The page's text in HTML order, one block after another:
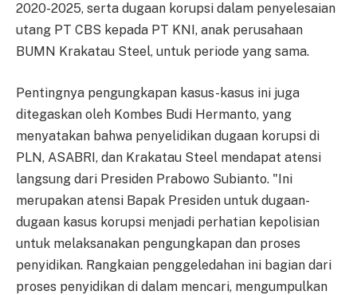
2020-2025, serta dugaan korupsi dalam penyelesaian
utang PT CBS kepada PT KNI, anak perusahaan
BUMN Krakatau Steel, untuk periode yang sama.
Pentingnya pengungkapan kasus-kasus ini juga
ditegaskan oleh Kombes Budi Hermanto, yang
menyatakan bahwa penyelidikan dugaan korupsi di
PLN, ASABRI, dan Krakatau Steel mendapat atensi
langsung dari Presiden Prabowo Subianto. "Ini
merupakan atensi Bapak Presiden untuk dugaan-
dugaan kasus korupsi menjadi perhatian kepolisian
untuk melaksanakan pengungkapan dan proses
penyidikan. Rangkaian penggeledahan ini bagian dari
proses penyidikan di dalam mencari, mengumpulkan